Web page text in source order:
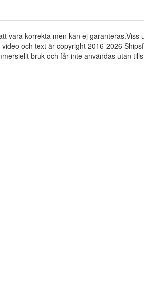
vara korrekta men kan ej
och text är copyright 2016-2026
bruk och får inte användas utan